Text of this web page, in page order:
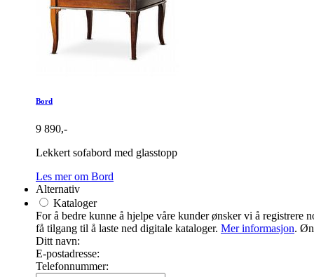
Bord
9 890,-
Lekkert sofabord med glasstopp
Les mer om Bord
Alternativ
Kataloger
For å bedre kunne å hjelpe våre kunder ønsker vi å
få tilgang til å laste ned digitale kataloger. Mer informasjon.
Ditt navn:
E-postadresse:
Telefonnummer: